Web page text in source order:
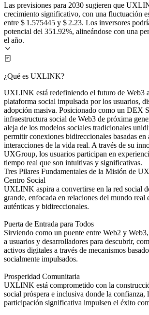
Las previsiones para 2030 sugieren que
crecimiento significativo, con una fluctuación
entre $ 1.575445 y $ 2.23. Los inversores
potencial del 351.92%, alineándose con una
el año.
¿Qué es UXLINK?
UXLINK está redefiniendo el futuro de Web3
plataforma social impulsada por los usuarios,
adopción masiva. Posicionado como un DEX
infraestructura social de Web3 de próxima
aleja de los modelos sociales tradicionales
permitir conexiones bidireccionales basadas en
interacciones de la vida real. A través de su
UXGroup, los usuarios participan en
tiempo real que son intuitivas y significativas.
Tres Pilares Fundamentales de la Misión de
Centro Social
UXLINK aspira a convertirse en la red social
grande, enfocada en relaciones del mundo real
auténticas y bidireccionales.
Puerta de Entrada para Todos
Sirviendo como un puente entre Web2 y
a usuarios y desarrolladores para descubrir,
activos digitales a través de mecanismos
socialmente impulsados.
Prosperidad Comunitaria
UXLINK está comprometido con la
social próspera e inclusiva donde la confianza,
participación significativa impulsen el éxito